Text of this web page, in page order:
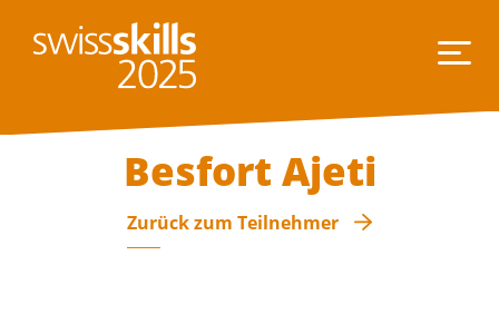
Besfort Ajeti
Zurück zum Teilnehmer